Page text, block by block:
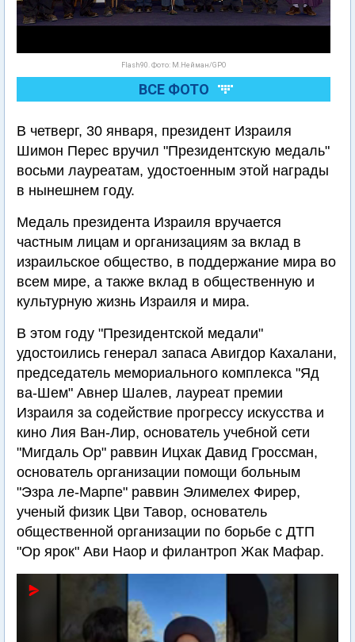
Flash90. Фото: М.Нейман/GPO
ВСЕ ФОТО
В четверг, 30 января, президент Израиля
Шимон Перес вручил "Президентскую медаль"
восьми лауреатам, удостоенным этой награды
в нынешнем году.
Медаль президента Израиля вручается
частным лицам и организациям за вклад в
израильское общество, в поддержание мира во
всем мире, а также вклад в общественную и
культурную жизнь Израиля и мира.
В этом году "Президентской медали"
удостоились генерал запаса Авигдор Кахалани,
председатель мемориального комплекса "Яд
ва-Шем" Авнер Шалев, лауреат премии
Израиля за содействие прогрессу искусства и
кино Лия Ван-Лир, основатель учебной сети
"Мигдаль Ор" раввин Ицхак Давид Гроссман,
основатель организации помощи больным
"Эзра ле-Марпе" раввин Элимелех Фирер,
ученый физик Цви Тавор, основатель
общественной организации по борьбе с ДТП
"Ор ярок" Ави Наор и филантроп Жак Мафар.